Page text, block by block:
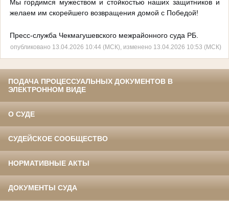
Мы гордимся мужеством и стойкостью наших защитников и
желаем им скорейшего возвращения домой с Победой!
Пресс-служба Чекмагушевского межрайонного суда РБ.
опубликовано 13.04.2026 10:44 (МСК), изменено 13.04.2026 10:53 (МСК)
ПОДАЧА ПРОЦЕССУАЛЬНЫХ ДОКУМЕНТОВ В
ЭЛЕКТРОННОМ ВИДЕ
О СУДЕ
СУДЕЙСКОЕ СООБЩЕСТВО
НОРМАТИВНЫЕ АКТЫ
ДОКУМЕНТЫ СУДА